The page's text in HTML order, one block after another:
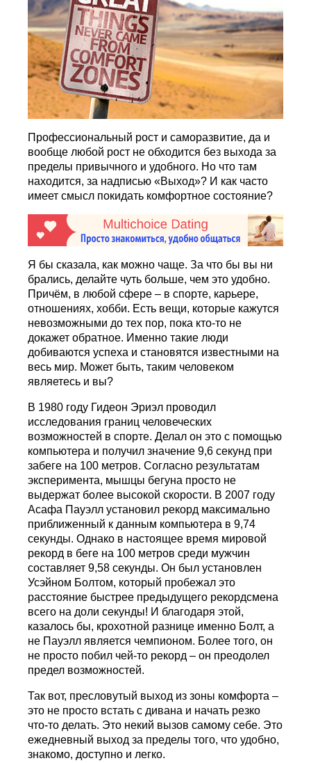
Профессиональный рост и саморазвитие, да и
вообще любой рост не обходится без выхода за
пределы привычного и удобного. Но что там
находится, за надписью «Выход»? И как часто
имеет смысл покидать комфортное состояние?
Я бы сказала, как можно чаще. За что бы вы ни
брались, делайте чуть больше, чем это удобно.
Причём, в любой сфере – в спорте, карьере,
отношениях, хобби. Есть вещи, которые кажутся
невозможными до тех пор, пока кто-то не
докажет обратное. Именно такие люди
добиваются успеха и становятся известными на
весь мир. Может быть, таким человеком
являетесь и вы?
В 1980 году Гидеон Эриэл проводил
исследования границ человеческих
возможностей в спорте. Делал он это с помощью
компьютера и получил значение 9,6 секунд при
забеге на 100 метров. Согласно результатам
эксперимента, мышцы бегуна просто не
выдержат более высокой скорости. В 2007 году
Асафа Пауэлл установил рекорд максимально
приближенный к данным компьютера в 9,74
секунды. Однако в настоящее время мировой
рекорд в беге на 100 метров среди мужчин
составляет 9,58 секунды. Он был установлен
Усэйном Болтом, который пробежал это
расстояние быстрее предыдущего рекордсмена
всего на доли секунды! И благодаря этой,
казалось бы, крохотной разнице именно Болт, а
не Пауэлл является чемпионом. Более того, он
не просто побил чей-то рекорд – он преодолел
предел возможностей.
Так вот, пресловутый выход из зоны комфорта –
это не просто встать с дивана и начать резко
что-то делать. Это некий вызов самому себе. Это
ежедневный выход за пределы того, что удобно,
знакомо, доступно и легко.